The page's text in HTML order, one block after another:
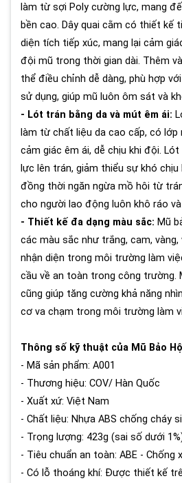
làm từ sợi Poly cường lực, mang
bền cao. Dây quai cằm có thiết kế
diện tích tiếp xúc, mang lại cảm
đội mũ trong thời gian dài. Thêm
thể điều chỉnh dễ dàng, phù hợp
sử dụng, giúp mũ luôn ôm sát và
- Lót trán bằng da và mút êm ái:
làm từ chất liệu da cao cấp, có
cảm giác êm ái, dễ chịu khi đội.
lực lên trán, giảm thiểu sự khó chịu
đồng thời ngăn ngừa mồ hôi từ
cho người lao động luôn khô ráo
- Thiết kế đa dạng màu sắc: Mũ
các màu sắc như trắng, cam, vàng,
nhận diện trong môi trường làm
cầu về an toàn trong công trường.
cũng giúp tăng cường khả năng
cơ va chạm trong môi trường làm
Thông số kỹ thuật của Mũ Bảo Hộ
- Mã sản phẩm: A001
- Thương hiệu: COV/ Hàn Quốc
- Xuất xứ: Việt Nam
- Chất liệu: Nhựa ABS chống cháy
- Trọng lượng: 423g (sai số dưới
- Tiêu chuẩn an toàn: ABE - Chống
- Có lỗ thoáng khí: Được thiết kế